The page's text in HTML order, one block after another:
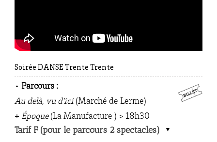
Soirée DANSE Trente Trente
• Parcours :
Au delà, vu d’ici (Marché de Lerme)
+ Époque(La Manufacture ) > 18h30
Tarif F (pour le parcours 2 spectacles)